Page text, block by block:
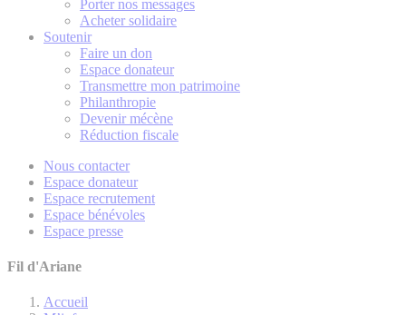
Porter nos messages
Acheter solidaire
Soutenir
Faire un don
Espace donateur
Transmettre mon patrimoine
Philanthropie
Devenir mécène
Réduction fiscale
Nous contacter
Espace donateur
Espace recrutement
Espace bénévoles
Espace presse
Fil d'Ariane
Accueil